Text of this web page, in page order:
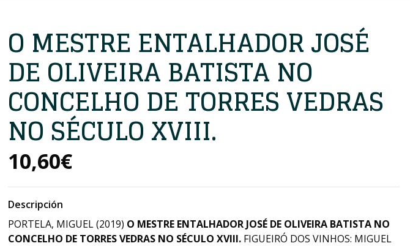
O MESTRE ENTALHADOR JOSÉ
DE OLIVEIRA BATISTA NO
CONCELHO DE TORRES VEDRAS
NO SÉCULO XVIII.
10,60€
Descripción
PORTELA, MIGUEL (2019) O MESTRE ENTALHADOR JOSÉ DE OLIVEIRA BATISTA NO
CONCELHO DE TORRES VEDRAS NO SÉCULO XVIII. FIGUEIRÓ DOS VINHOS: MIGUEL